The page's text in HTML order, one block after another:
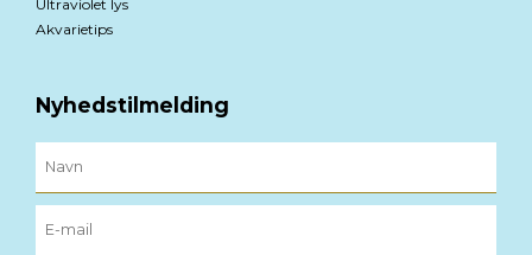
Ultraviolet lys
Akvarietips
Nyhedstilmelding